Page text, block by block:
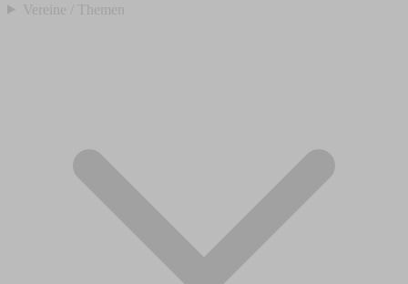
Vereine / Themen